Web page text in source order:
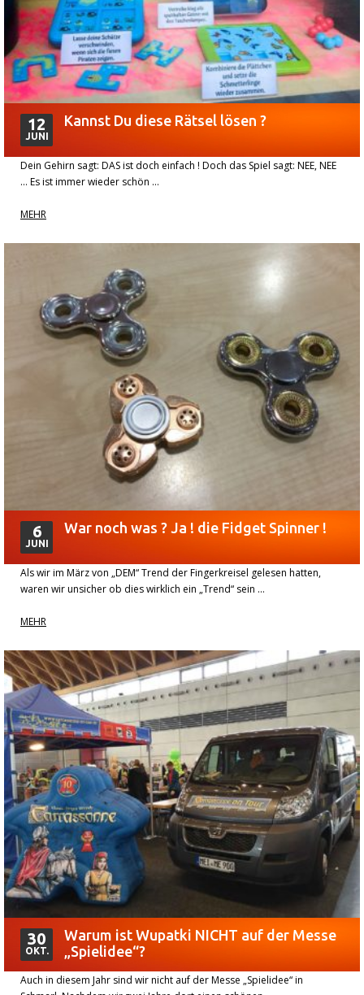
12
JUNI
Kannst Du diese Rätsel lösen ?
Dein Gehirn sagt: DAS ist doch einfach ! Doch das Spiel sagt: NEE, NEE
… Es ist immer wieder schön …
MEHR
6
JUNI
War noch was ? Ja ! die Fidget Spinner !
Als wir im März von „DEM“ Trend der Fingerkreisel gelesen hatten,
waren wir unsicher ob dies wirklich ein „Trend“ sein …
MEHR
30
OKT.
Warum ist Wupatki NICHT auf der Messe
„Spielidee“?
Auch in diesem Jahr sind wir nicht auf der Messe „Spielidee“ in